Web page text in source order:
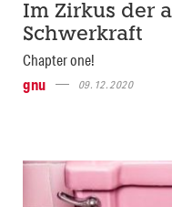
Im Zirkus der
Schwerkraft
Chapter one!
gnu
09.12.2020